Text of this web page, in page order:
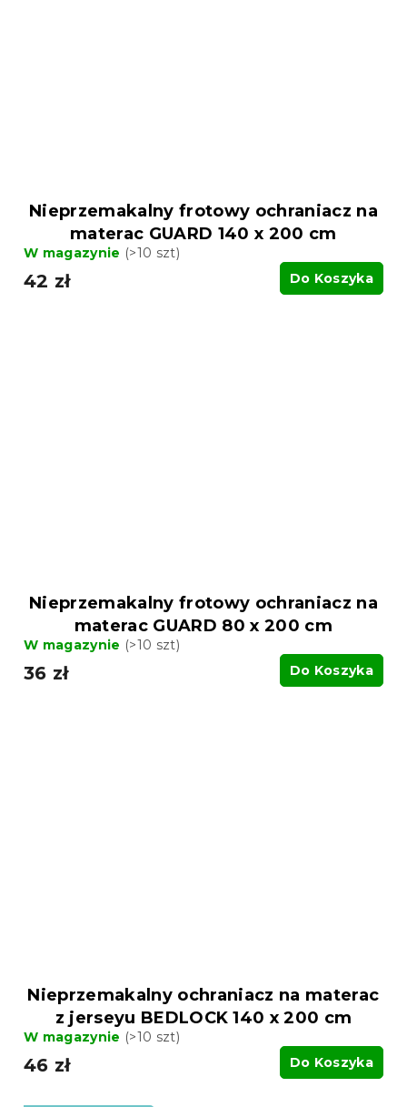
Nieprzemakalny frotowy ochraniacz na
materac GUARD 140 x 200 cm
W magazynie (>10 szt)
42 zł Do Koszyka
Nieprzemakalny frotowy ochraniacz na
materac GUARD 80 x 200 cm
W magazynie (>10 szt)
36 zł Do Koszyka
Nieprzemakalny ochraniacz na materac
z jerseyu BEDLOCK 140 x 200 cm
W magazynie (>10 szt)
46 zł Do Koszyka